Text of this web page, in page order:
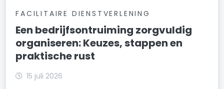
FACILITAIRE DIENSTVERLENING
Een bedrijfsontruiming zorgvuldig
organiseren: Keuzes, stappen en
praktische rust
15 juli 2026